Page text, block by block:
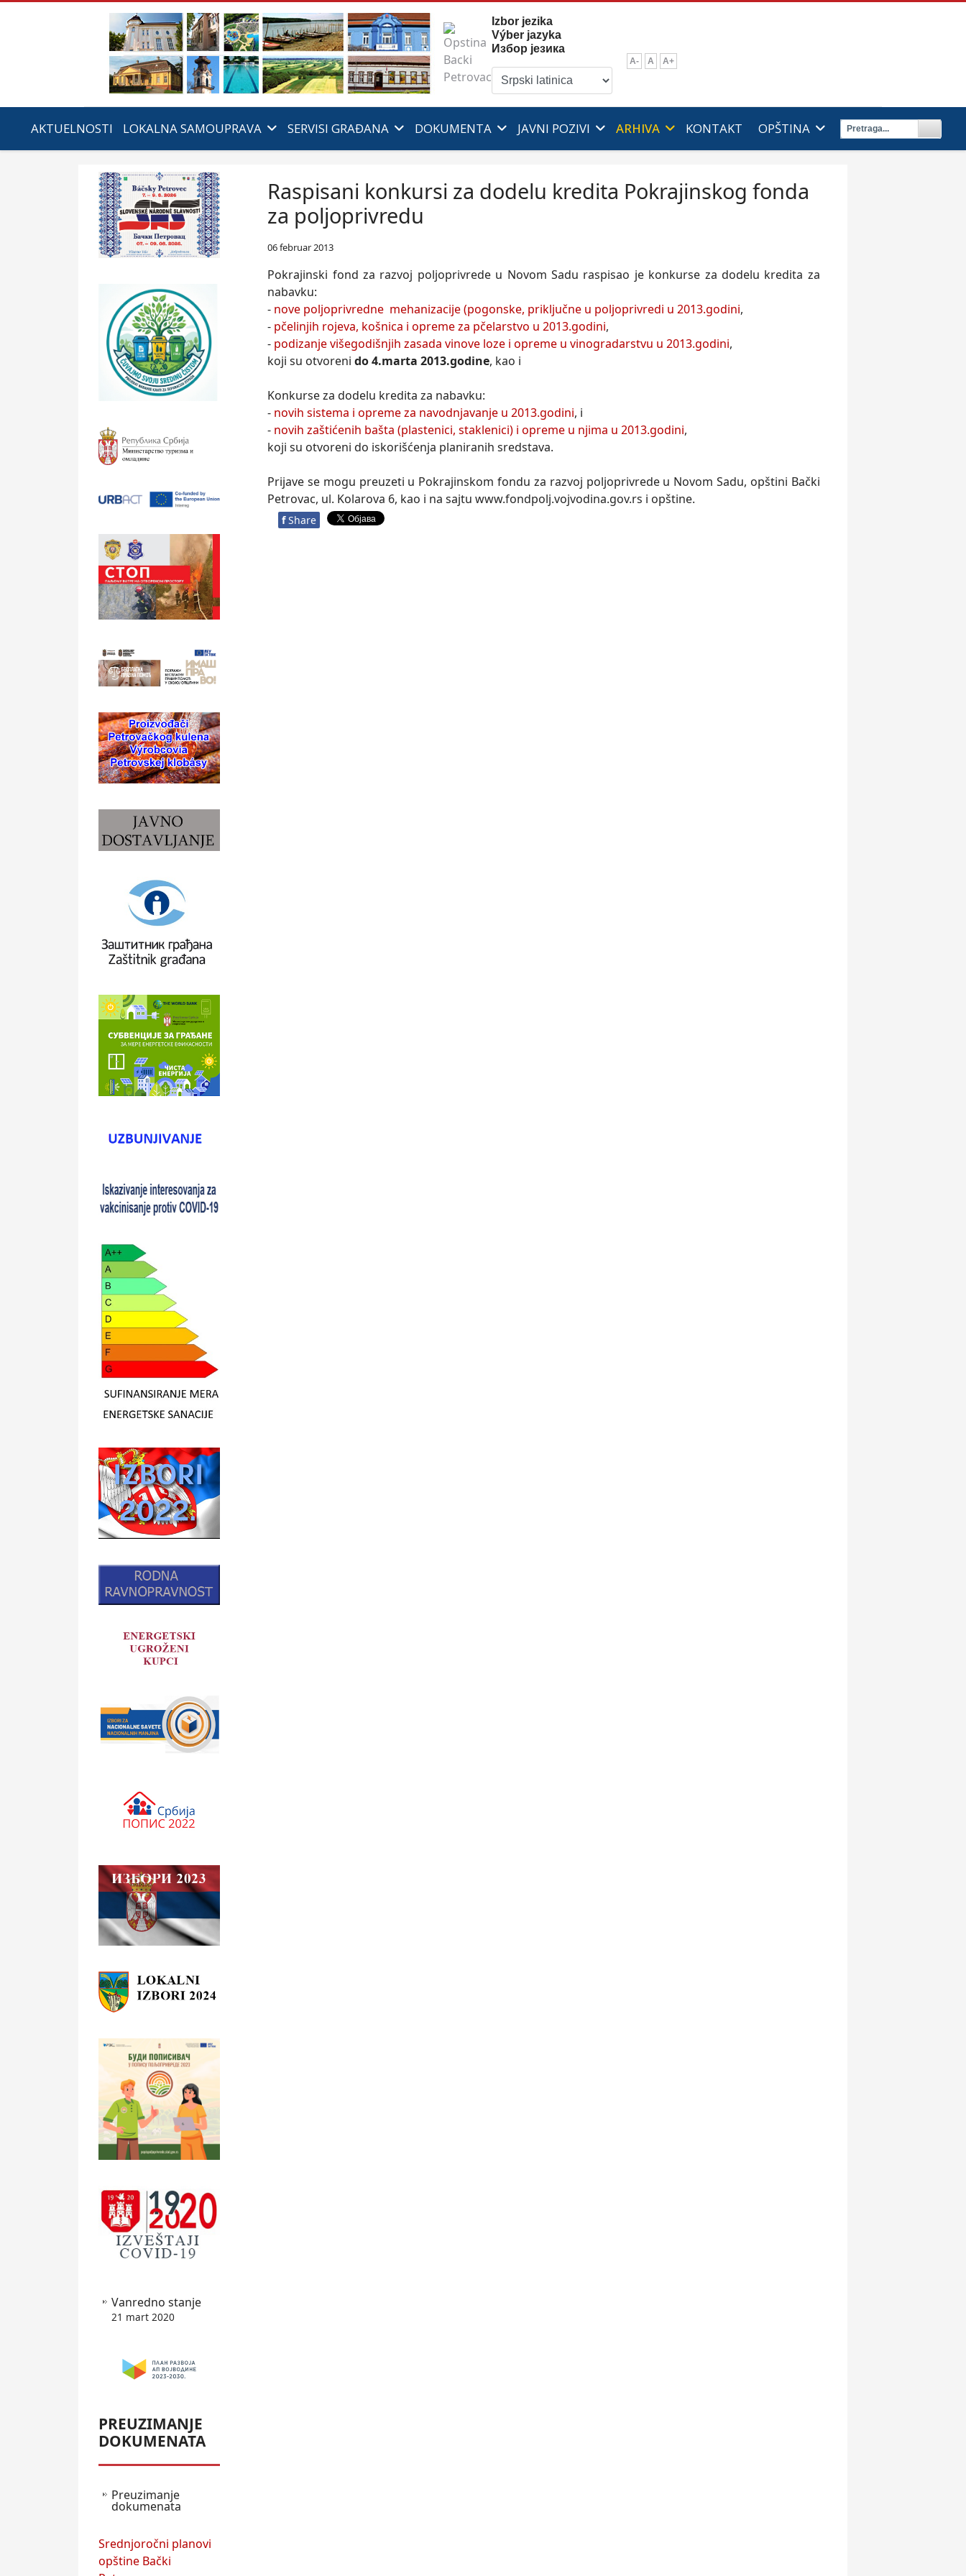
Izbor jezika
Výber jazyka
Избор језика
A- A A+
AKTUELNOSTI LOKALNA SAMOUPRAVA SERVISI GRAĐANA DOKUMENTA JAVNI POZIVI ARHIVA KONTAKT OPŠTINA
Vanredno stanje
21 mart 2020
PREUZIMANJE
DOKUMENATA
Preuzimanje
dokumenata
Srednjoročni planovi
opštine Bački
Raspisani konkursi za dodelu kredita Pokrajinskog fonda
za poljoprivredu
06 februar 2013
Pokrajinski fond za razvoj poljoprivrede u Novom Sadu raspisao je konkurse za dodelu kredita za
nabavku:
- nove poljoprivredne mehanizacije (pogonske, priključne u poljoprivredi u 2013.godini,
- pčelinjih rojeva, košnica i opreme za pčelarstvo u 2013.godini,
- podizanje višegodišnjih zasada vinove loze i opreme u vinogradarstvu u 2013.godini,
koji su otvorenido 4.marta 2013.godine, kao i
Konkurse za dodelu kredita za nabavku:
- novih sistema i opreme za navodnjavanje u 2013.godini, i
- novih zaštićenih bašta (plastenici, staklenici) i opreme u njima u 2013.godini,
koji su otvoreni do iskorišćenja planiranih sredstava.
Prijave se mogu preuzeti u Pokrajinskom fondu za razvoj poljoprivrede u Novom Sadu, opštini Bački
Petrovac, ul. Kolarova 6, kao i na sajtu www.fondpolj.vojvodina.gov.rs i opštine.
f Share